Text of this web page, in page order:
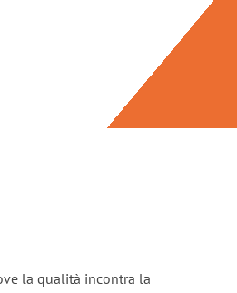
la qualità incontra la